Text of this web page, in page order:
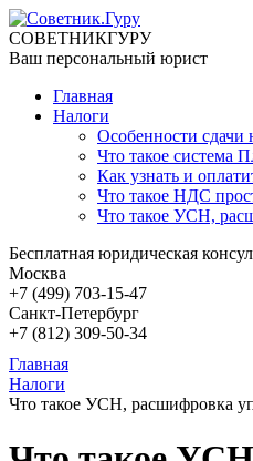
СОВЕТНИКГУРУ
Ваш персональный юрист
Главная
Налоги
Особенности сдачи
Что такое система
Как узнать и
Что такое НДС
Что такое УСН,
Бесплатная юридическая
Москва
+7 (499) 703-15-47
Санкт-Петербург
+7 (812) 309-50-34
Главная
Налоги
Что такое УСН, расшифровка